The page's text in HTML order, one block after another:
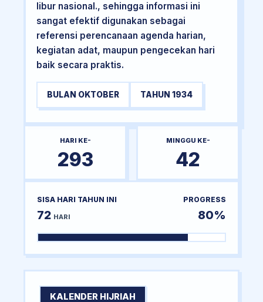
libur nasional., sehingga informasi ini
sangat efektif digunakan sebagai
referensi perencanaan agenda harian,
kegiatan adat, maupun pengecekan hari
baik secara praktis.
BULAN OKTOBER TAHUN 1934
HARI KE-
293
MINGGU KE-
42
SISA HARI TAHUN INI
72 HARI
PROGRESS
80%
KALENDER HIJRIAH